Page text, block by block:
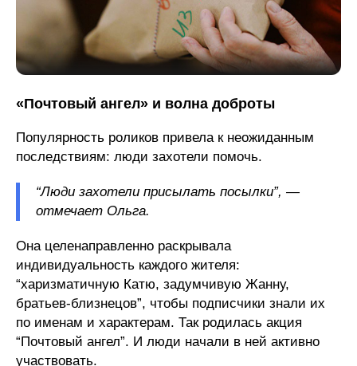
«Почтовый ангел» и волна доброты
Популярность роликов привела к неожиданным
последствиям: люди захотели помочь.
“Люди захотели присылать посылки”, —
отмечает Ольга.
Она целенаправленно раскрывала
индивидуальность каждого жителя:
“харизматичную Катю, задумчивую Жанну,
братьев-близнецов”, чтобы подписчики знали их
по именам и характерам. Так родилась акция
“Почтовый ангел”. И люди начали в ней активно
участвовать.